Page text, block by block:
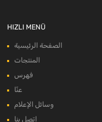
HIZLI MENÜ
الصفحة الرئيسية
المنتجات
فهرس
عنّا
وسائل الإعلام
اتصل بنا